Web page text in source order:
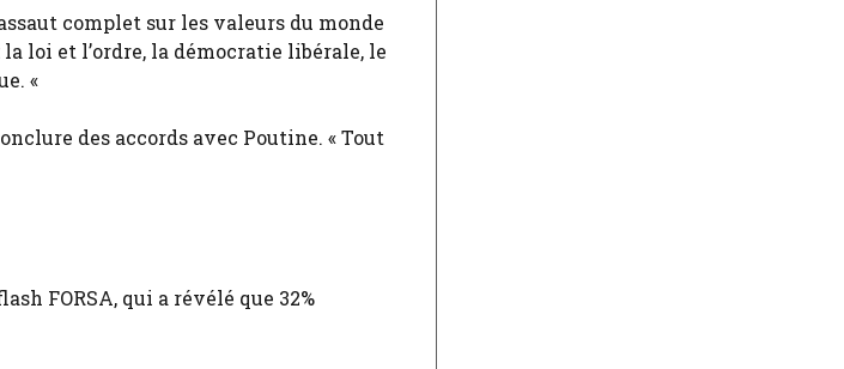
complet sur les valeurs du monde
loi et l’ordre, la démocratie libérale, le
«
des accords avec Poutine. « Tout
FORSA, qui a révélé que 32%